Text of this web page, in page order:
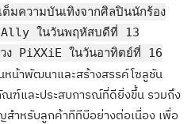
มความบันเทิงจากศิลปินนักร้อง
Ally ในวันพฤหัสบดีที่ 13
PiXXiE ในวันอาทิตย์ที่ 16
หน้าพัฒนาและสร้างสรรค์โซลูชัน
ณฑ์และประสบการณ์ที่ดียิ่งขึ้น รวมถึง
ำหรับลูกค้าทีทีบีอย่างต่อเนื่อง เพื่อ